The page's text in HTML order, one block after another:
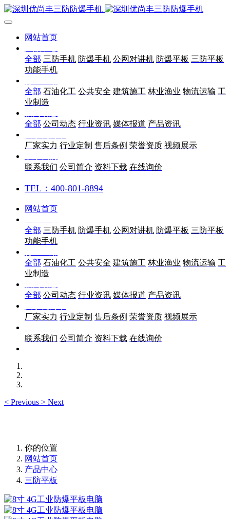
网站首页
全部 三防手机 防爆手机 公网对讲机 防爆平板 三防平板
功能手机
全部 石油化工 公共安全 建筑施工 林业渔业 物流运输 工
业制造
全部 公司动态 行业资讯 媒体报道 产品资讯
厂家实力 行业定制 售后条例 荣誉资质 视频展示
联系我们 公司简介 资料下载 在线询价
TEL：400-801-8894
网站首页
全部 三防手机 防爆手机 公网对讲机 防爆平板 三防平板
功能手机
全部 石油化工 公共安全 建筑施工 林业渔业 物流运输 工
业制造
全部 公司动态 行业资讯 媒体报道 产品资讯
厂家实力 行业定制 售后条例 荣誉资质 视频展示
联系我们 公司简介 资料下载 在线询价
< Previous > Next
你的位置
网站首页
产品中心
三防平板